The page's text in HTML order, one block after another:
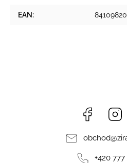
EAN:
Facebook
obchod@
+420